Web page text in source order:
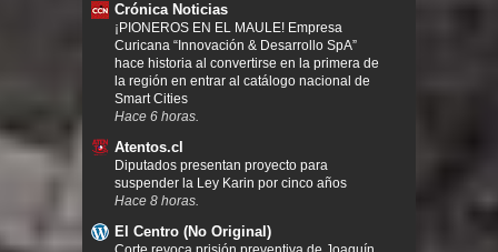
Crónica Noticias
¡PIONEROS EN EL MAULE! Empresa
Curicana “Innovación & Desarrollo SpA”
hace historia al convertirse en la primera de
la región en entrar al catálogo nacional de
Smart Cities
Hace 6 horas.
Atentos.cl
Diputados presentan proyecto para
suspender la Ley Karin por cinco años
Hace 8 horas.
El Centro (No Original)